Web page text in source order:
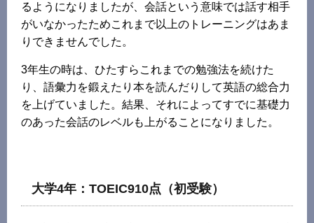
るようになりましたが、会話という意味では話す相手
がいなかったためこれまで以上のトレーニングはあま
りできませんでした。
3年生の時は、ひたすらこれまでの勉強法を続けた
り、語彙力を鍛えたり本を読んだりして英語の総合力
を上げていました。結果、それによってすでに基礎力
のあった会話のレベルも上がることになりました。
大学4年：TOEIC910点（初受験）